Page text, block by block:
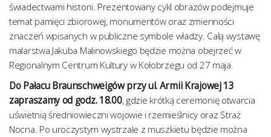
świadectwami historii. Prezentowany cykl obrazów podejmuje
temat pamięci zbiorowej, monumentów oraz zmienności
znaczeń wpisanych w publiczne symbole władzy. Całą wystawę
malarstwa Jakuba Malinowskiego będzie można obejrzeć w
Regionalnym Centrum Kultury w Kołobrzegu od 27 maja.
Do Pałacu Braunschweigów przy ul. Armii Krajowej 13
zapraszamy od godz. 18.00, gdzie krótką ceremonię otwarcia
uświetnią średniowieczni wojowie i rzemieślnicy oraz Straż
Nocna. Po uroczystym wystrzale z muszkietu będzie można